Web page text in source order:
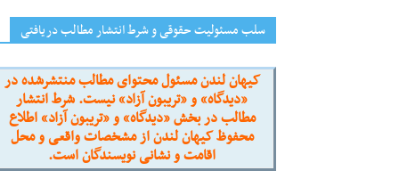
سلب مسئولیت حقوقی و شرط انتشار مطالب دریافتی
کیهان لندن مسئول محتوای مطالب منتشرشده در
«دیدگاه» و «تریبون آزاد» نیست. شرط انتشار
مطالب در بخش «دیدگاه» و «تریبون آزاد» اطلاع
محفوظ کیهان لندن از مشخصات واقعی و محل
اقامت و نشانی نویسندگان است.